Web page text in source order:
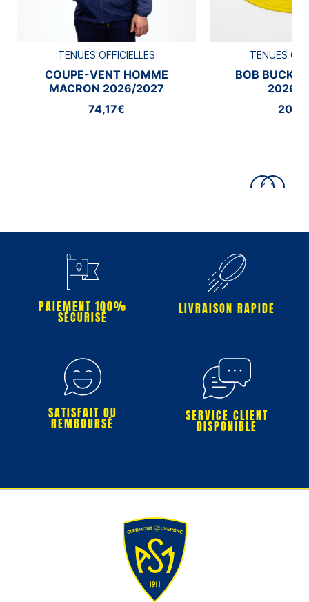
TENUES OFFICIELLES
COUPE-VENT HOMME
MACRON 2026/2027
74,17€
TENUES
BOB
2026/
PAIEMENT 100%
SÉCURISÉ
LIVRAISON RAPIDE
SATISFAIT OU
REMBOURSÉ SERVICE CLIENT
DISPONIBLE